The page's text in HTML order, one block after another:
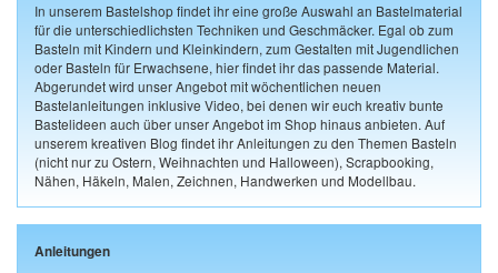
In unserem Bastelshop findet ihr eine große Auswahl an Bastelmaterial
für die unterschiedlichsten Techniken und Geschmäcker. Egal ob zum
Basteln mit Kindern und Kleinkindern, zum Gestalten mit Jugendlichen
oder Basteln für Erwachsene, hier findet ihr das passende Material.
Abgerundet wird unser Angebot mit wöchentlichen neuen
Bastelanleitungen inklusive Video, bei denen wir euch kreativ bunte
Bastelideen auch über unser Angebot im Shop hinaus anbieten. Auf
unserem kreativen Blog findet ihr Anleitungen zu den Themen Basteln
(nicht nur zu Ostern, Weihnachten und Halloween), Scrapbooking,
Nähen, Häkeln, Malen, Zeichnen, Handwerken und Modellbau.
Anleitungen